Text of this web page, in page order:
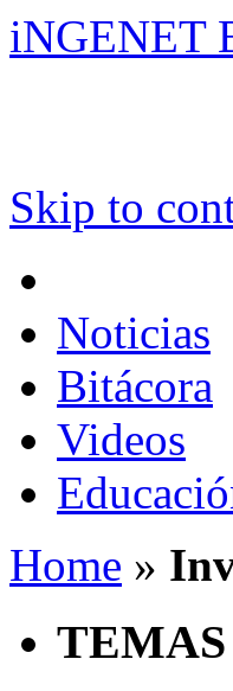
iNGENET
Skip to
Noticias
Bitácora
Videos
Home »
TEMAS